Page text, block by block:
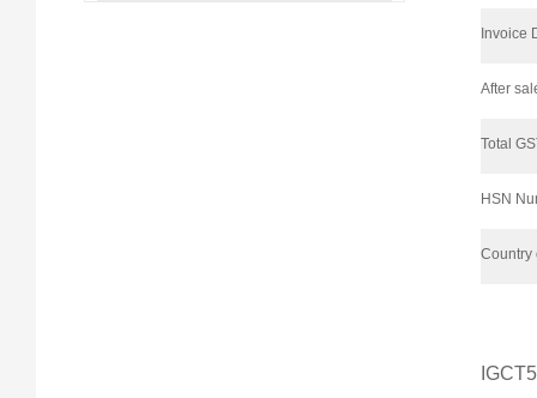
Invoice
After
Total
HSN
Country